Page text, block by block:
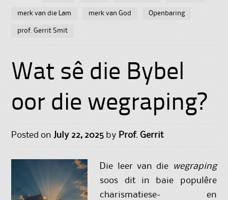
merk van die Lam merk van God Openbaring
prof. Gerrit Smit
Wat sê die Bybel
oor die wegraping?
Posted onJuly 22, 2025 by Prof. Gerrit
Die leer van die
wegraping
soos dit in baie populêre
charismatiese- en